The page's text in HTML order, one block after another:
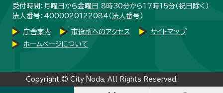
受付時間：月曜日から金曜日 8時30分から17時15分（祝日除く）
法人番号：4000020122084（法人番号 ）
庁舎案内 市役所へのアクセス
サイトマップ
ホームページについて
Copyright © City Noda, All Rights Reserved.